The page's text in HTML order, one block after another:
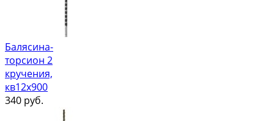
Балясина-
торсион 2
кручения,
кв12х900
340 руб.